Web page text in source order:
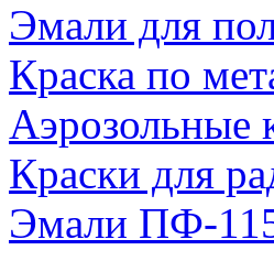
Эмали для
Краска по
Аэрозольные
Краски для
Эмали ПФ-